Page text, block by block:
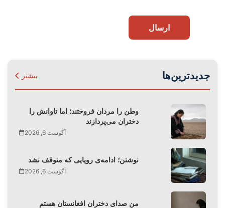
ارسال
جدیدترین‌ها بیشتر
وطن را مردان فروختند؛ اما تاوانش را
دختران می‌پردازند
آگوست 6, 2026
نوشتن؛ ادامه‌ی رویایی که متوقف نشد
آگوست 6, 2026
من صدای دختران افغانستان هستم